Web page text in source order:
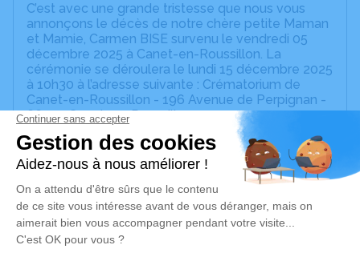
C’est avec une grande tristesse que nous vous
annonçons le décès de notre chère petite Maman
et Mamie, Carmen BISE survenu le vendredi 05
décembre 2025 à Canet-en-Roussillon. La
cérémonie se déroulera le lundi 15 décembre 2025
à 10h30 à l’adresse suivante : Crématorium de
Canet-en-Roussillon - 196 Avenue de Perpignan -
66140 Canet-en-Roussillon.
Nous vous invitons à utiliser cet espace pour
laisser vos condoléances, partager des photos
souvenirs, une anecdote ou exprimer vos pensées
à travers des poèmes ou des textes. Cet endroit
est un lieu d'expression dédié à honorer la
mémoire de Carmen BISE.